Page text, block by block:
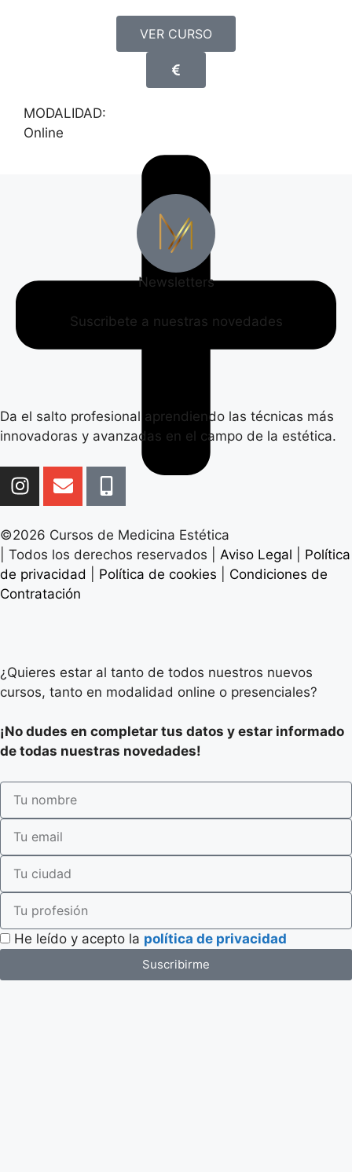
VER CURSO
MODALIDAD:
Online
Newsletters
Suscribete a nuestras novedades
Da el salto profesional aprendiendo las técnicas más
innovadoras y avanzadas en el campo de la estética.
©2026 Cursos de Medicina Estética
| Todos los derechos reservados | Aviso Legal
Política
de privacidad
Política de cookies
Condiciones de
Contratación
¿Quieres estar al tanto de todos nuestros nuevos
cursos, tanto en modalidad online o presenciales?
¡No dudes en completar tus datos y estar informado
de todas nuestras novedades!
He leído y acepto la política de privacidad
Suscribirme